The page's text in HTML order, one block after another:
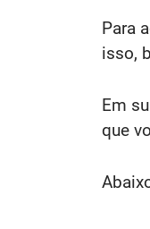
Para
isso,
Em
que